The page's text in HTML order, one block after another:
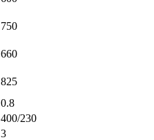
750
660
825
0.8
400/230
3